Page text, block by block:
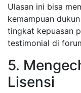
Ulasan ini bisa
kemampuan
tingkat kepuasan
testimonial di
5.
Lisensi